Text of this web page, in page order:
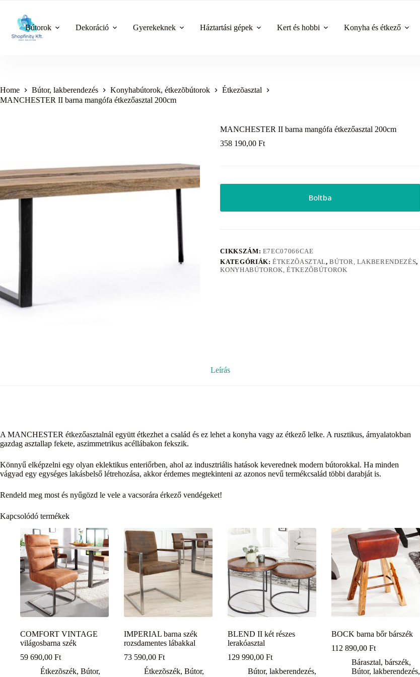
content
Bútorok Dekoráció Gyerekeknek Háztartási gépek Kert és hobbi Konyha és étkező
Home Bútor, lakberendezés Konyhabútorok, étkezõbútorok
Étkezõasztal
MANCHESTER II barna mangófa étkezőasztal 200cm
MANCHESTER II barna mangófa étkezőasztal 200cm
358 190,00Ft
Boltba
CIKKSZÁM: E7EC07066CAE
KATEGÓRIÁK:ÉTKEZÕASZTAL,BÚTOR, LAKBERENDEZÉS,
KONYHABÚTOROK, ÉTKEZÕBÚTOROK
Leírás
A MANCHESTER étkezőasztalnál együtt étkezhet a család és ez lehet a konyha vagy az étkező lelke. A rusztikus, árnyalatokban
gazdag asztallap fekete, aszimmetrikus acéllábakon fekszik.
Könnyű elképzelni egy olyan eklektikus enteriőrben, ahol az indusztriális hatások keverednek modern bútorokkal. Ha minden
vágyad egy egységes lakásbelső létrehozása, akkor érdemes megtekinteni az azonos nevű termékcsalád többi darabját is.
Rendeld meg most és nyűgözd le vele a vacsorára érkező vendégeket!
Kapcsolódó termékek
COMFORT VINTAGE
világosbarna szék
59 690,00 Ft
Étkezõszék, Bútor,
IMPERIAL barna szék
rozsdamentes lábakkal
73 590,00Ft
Étkezõszék,Bútor,
BLEND II két részes
lerakóasztal
129 990,00Ft
Bútor, lakberendezés,
BOCK barna bőr bárszék
112 890,00Ft
Bárasztal, bárszék,
Bútor, lakberendezés,